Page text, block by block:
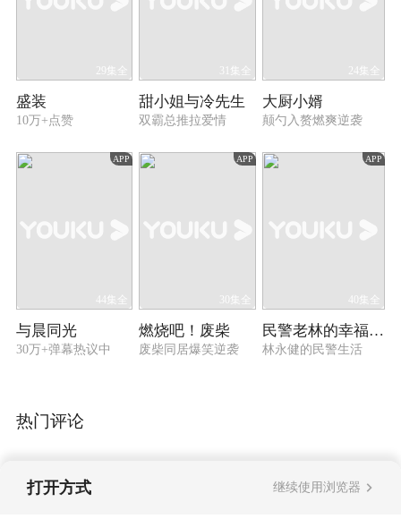
边，这对患难夫妻最终破镜重圆。
29集全
盛装
10万+点赞
31集全
甜小姐与冷先生
双霸总推拉爱情
24集全
大厨小婿
颠勺入赘燃爽逆袭
APP
44集全
与晨同光
30万+弹幕热议中
APP
30集全
燃烧吧！废柴
废柴同居爆笑逆袭
APP
40集全
民警老林的幸福生活
林永健的民警生活
热门评论
打开方式 继续使用浏览器